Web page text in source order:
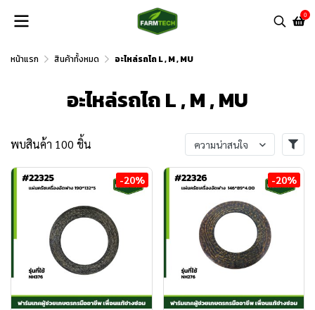
0
หน้าแรก สินค้าทั้งหมด อะไหล่รถไถ L , M , MU
อะไหล่รถไถ L , M , MU
พบสินค้า 100 ชิ้น ความน่าสนใจ
-20% -20%